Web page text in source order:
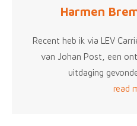
Harmen
Recent heb ik via LEV
van Johan Post, een
uitdaging
read